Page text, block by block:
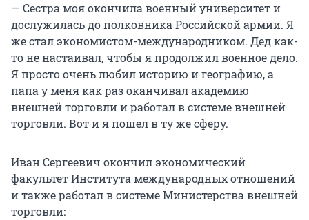
— Сестра моя окончила военный университет и
дослужилась до полковника Российской армии. Я
же стал экономистом-международником. Дед как-
то не настаивал, чтобы я продолжил военное дело.
Я просто очень любил историю и географию, а
папа у меня как раз оканчивал академию
внешней торговли и работал в системе внешней
торговли. Вот и я пошел в ту же сферу.
Иван Сергеевич окончил экономический
факультет Института международных отношений
и также работал в системе Министерства внешней
торговли: